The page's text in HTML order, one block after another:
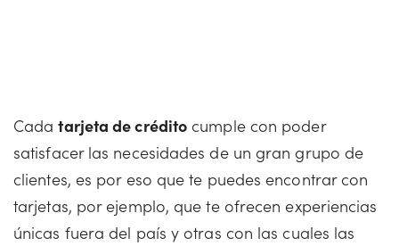
Cadatarjeta de crédito cumple con poder
satisfacer las necesidades de un gran grupo de
clientes, es por eso que te puedes encontrar con
tarjetas, por ejemplo, que te ofrecen experiencias
únicas fuera del país y otras con las cuales las